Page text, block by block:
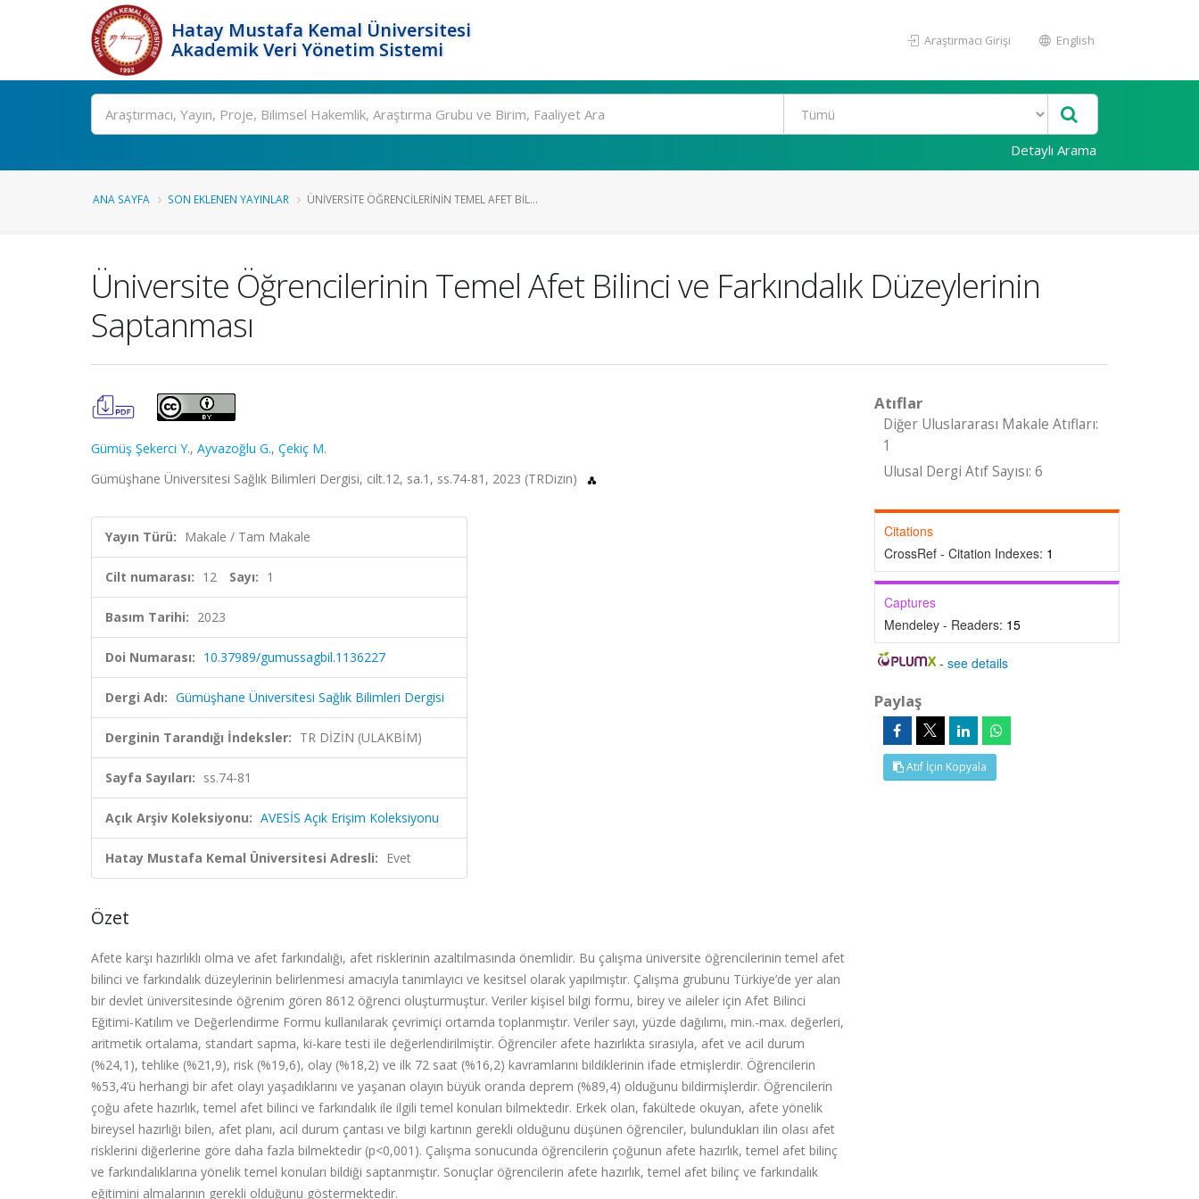
Hatay Mustafa Kemal Üniversitesi
Akademik Veri Yönetim Sistemi
Araştırmacı Girişi English
Ara
Detaylı Arama
ANA SAYFA SON EKLENEN YAYINLAR ÜNIVERSITE ÖĞRENCILERININ TEMEL AFET BIL...
Üniversite Öğrencilerinin Temel Afet Bilinci ve Farkındalık Düzeylerinin
Saptanması
Gümüş Şekerci Y., Ayvazoğlu G., Çekiç M.
Gümüşhane Üniversitesi Sağlık Bilimleri Dergisi, cilt.12, sa.1, ss.74-81, 2023 (TRDizin)
Yayın Türü: Makale / Tam Makale
Cilt numarası: 12 Sayı: 1
Basım Tarihi: 2023
Doi Numarası: 10.37989/gumussagbil.1136227
Dergi Adı: Gümüşhane Üniversitesi Sağlık Bilimleri Dergisi
Derginin Tarandığı İndeksler: TR DİZİN (ULAKBİM)
Sayfa Sayıları: ss.74-81
Açık Arşiv Koleksiyonu: AVESİS Açık Erişim Koleksiyonu
Hatay Mustafa Kemal Üniversitesi Adresli: Evet
Özet
Afete karşı hazırlıklı olma ve afet farkındalığı, afet risklerinin azaltılmasında önemlidir. Bu çalışma üniversite öğrencilerinin temel afet
bilinci ve farkındalık düzeylerinin belirlenmesi amacıyla tanımlayıcı ve kesitsel olarak yapılmıştır. Çalışma grubunu Türkiye’de yer alan
bir devlet üniversitesinde öğrenim gören 8612 öğrenci oluşturmuştur. Veriler kişisel bilgi formu, birey ve aileler için Afet Bilinci
Eğitimi-Katılım ve Değerlendirme Formu kullanılarak çevrimiçi ortamda toplanmıştır. Veriler sayı, yüzde dağılımı, min.-max. değerleri,
aritmetik ortalama, standart sapma, ki-kare testi ile değerlendirilmiştir. Öğrenciler afete hazırlıkta sırasıyla, afet ve acil durum
(%24,1), tehlike (%21,9), risk (%19,6), olay (%18,2) ve ilk 72 saat (%16,2) kavramlarını bildiklerinin ifade etmişlerdir. Öğrencilerin
%53,4’ü herhangi bir afet olayı yaşadıklarını ve yaşanan olayın büyük oranda deprem (%89,4) olduğunu bildirmişlerdir. Öğrencilerin
çoğu afete hazırlık, temel afet bilinci ve farkındalık ile ilgili temel konuları bilmektedir. Erkek olan, fakültede okuyan, afete yönelik
bireysel hazırlığı bilen, afet planı, acil durum çantası ve bilgi kartının gerekli olduğunu düşünen öğrenciler, bulundukları ilin olası afet
risklerini diğerlerine göre daha fazla bilmektedir (p<0,001). Çalışma sonucunda öğrencilerin çoğunun afete hazırlık, temel afet bilinç
ve farkındalıklarına yönelik temel konuları bildiği saptanmıştır. Sonuçlar öğrencilerin afete hazırlık, temel afet bilinç ve farkındalık
eğitimini almalarının gerekli olduğunu göstermektedir.
Atıflar
Diğer Uluslararası Makale Atıfları:
1
Ulusal Dergi Atıf Sayısı: 6
Citations
CrossRef - Citation Indexes: 1
Captures
Mendeley - Readers: 15
-see details
Paylaş
Atıf İçin Kopyala